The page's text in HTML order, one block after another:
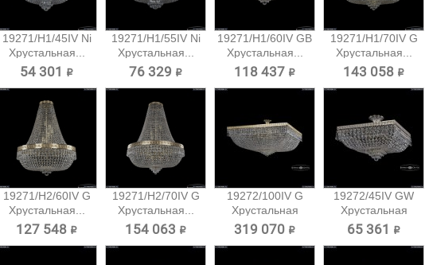
19271/H1/45IV Ni
Хрустальная...
54 301 ₽
19271/H1/55IV Ni
Хрустальная...
76 329 ₽
19271/H1/60IV GB
Хрустальная...
118 437 ₽
19271/H1/70IV G
Хрустальная...
143 058 ₽
19271/H2/60IV G
Хрустальная...
127 548 ₽
19271/H2/70IV G
Хрустальная...
154 063 ₽
19272/100IV G
Хрустальная
потолочная...
319 070 ₽
19272/45IV GW
Хрустальная
потолочная...
65 361 ₽